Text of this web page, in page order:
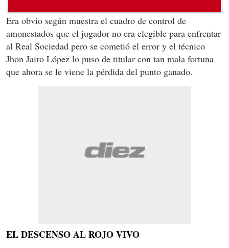
Era obvio según muestra el cuadro de control de
amonestados que el jugador no era elegible para enfrentar
al Real Sociedad pero se cometió el error y el técnico
Jhon Jairo López lo puso de titular con tan mala fortuna
que ahora se le viene la pérdida del punto ganado.
EL DESCENSO AL ROJO VIVO